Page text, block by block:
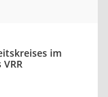
im